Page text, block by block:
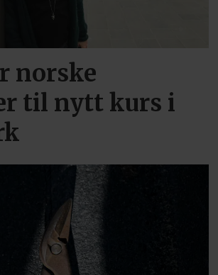
norske
til nytt kurs i